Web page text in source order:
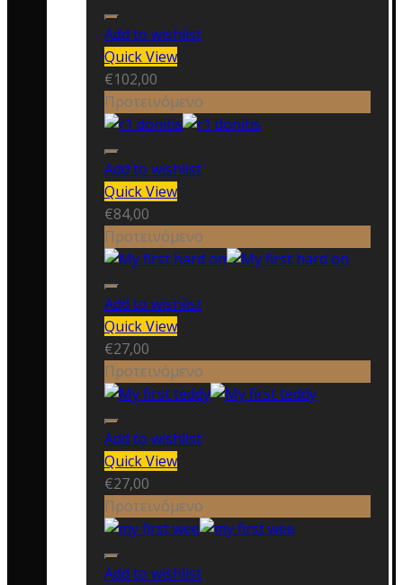
Add to wishlist
Quick View
€102,00
Προτεινόμενο
Add to wishlist
Quick View
€84,00
Προτεινόμενο
Add to wishlist
Quick View
€27,00
Προτεινόμενο
Add to wishlist
Quick View
€27,00
Προτεινόμενο
Add to wishlist